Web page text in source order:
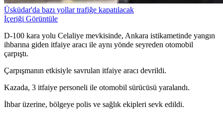
Üsküdar'da bazı yollar trafiğe kapatılacak
İçeriği Görüntüle
D-100 kara yolu Celaliye mevkisinde, Ankara istikametinde yangın
ihbarına giden itfaiye aracı ile aynı yönde seyreden otomobil
çarpıştı.
Çarpışmanın etkisiyle savrulan itfaiye aracı devrildi.
Kazada, 3 itfaiye personeli ile otomobil sürücüsü yaralandı.
İhbar üzerine, bölgeye polis ve sağlık ekipleri sevk edildi.